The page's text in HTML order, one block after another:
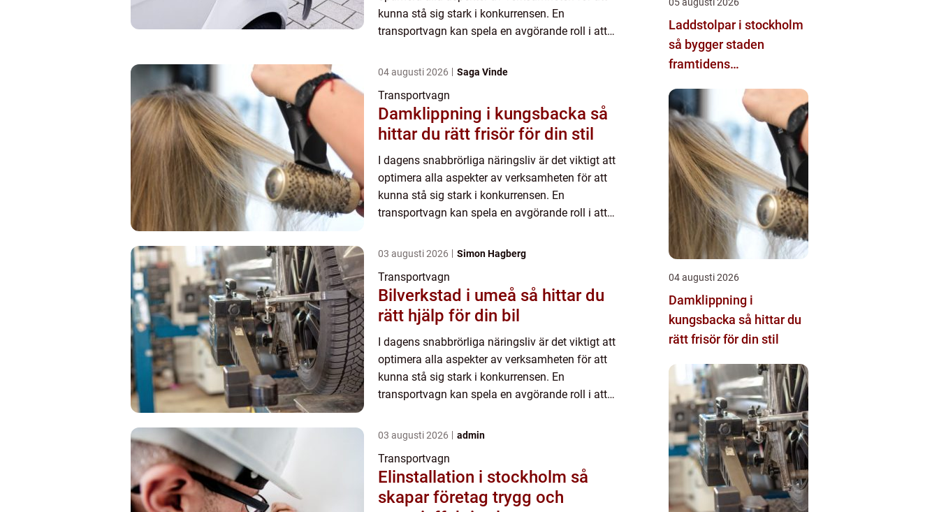
kunna stå sig stark i konkurrensen. En
transportvagn kan spela en avgörande roll i att
04 augusti 2026 Saga Vinde
Transportvagn
Damklippning i kungsbacka så
hittar du rätt frisör för din stil
I dagens snabbrörliga näringsliv är det viktigt att
optimera alla aspekter av verksamheten för att
kunna stå sig stark i konkurrensen. En
transportvagn kan spela en avgörande roll i att
03 augusti 2026 Simon Hagberg
Transportvagn
Bilverkstad i umeå så hittar du
rätt hjälp för din bil
I dagens snabbrörliga näringsliv är det viktigt att
optimera alla aspekter av verksamheten för att
kunna stå sig stark i konkurrensen. En
transportvagn kan spela en avgörande roll i att
03 augusti 2026 admin
Transportvagn
Elinstallation i stockholm så
skapar företag trygg och
05 augusti 2026
Laddstolpar i stockholm
så bygger staden
framtidens
04 augusti 2026
Damklippning i
kungsbacka så hittar du
rätt frisör för din stil